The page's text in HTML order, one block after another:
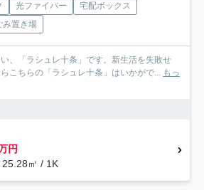
光ファイバー
宅配ボックス
み置き場
、「ラシュレ十条」です。新生活を失敗せ
こちらの「ラシュレ十条」はいかがで... もっ
円
㎡ / 1K